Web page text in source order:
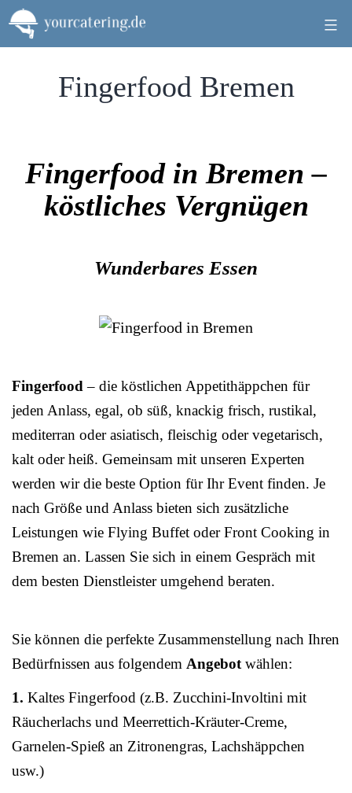
Zum
Inhalt
springen
Fingerfood Bremen
Fingerfood in Bremen –
köstliches Vergnügen
Wunderbares Essen
Fingerfood – die köstlichen Appetithäppchen für
jeden Anlass, egal, ob süß, knackig frisch, rustikal,
mediterran oder asiatisch, fleischig oder vegetarisch,
kalt oder heiß. Gemeinsam mit unseren Experten
werden wir die beste Option für Ihr Event finden. Je
nach Größe und Anlass bieten sich zusätzliche
Leistungen wie Flying Buffet oder Front Cooking in
Bremen an. Lassen Sie sich in einem Gespräch mit
dem besten Dienstleister umgehend beraten.
Sie können die perfekte Zusammenstellung nach Ihren
Bedürfnissen aus folgendem Angebot wählen:
1. Kaltes Fingerfood (z.B. Zucchini-Involtini mit
Räucherlachs und Meerrettich-Kräuter-Creme,
Garnelen-Spieß an Zitronengras, Lachshäppchen
usw.)